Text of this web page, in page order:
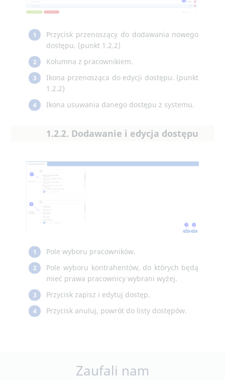
1
Przycisk przenoszący do dodawania nowego
dostępu. (punkt 1.2.2)
2 Kolumna z pracownikiem.
3
Ikona przenosząca do edycji dostępu. (punkt
1.2.2)
4 Ikona usuwania danego dostępu z systemu.
1.2.2. Dodawanie i edycja dostępu
1 Pole wyboru pracowników.
2
Pole wyboru kontrahentów, do których będą
mieć prawa pracownicy wybrani wyżej.
3 Przycisk zapisz i edytuj dostęp.
4 Przycisk anuluj, powrót do listy dostępów.
Zaufali nam